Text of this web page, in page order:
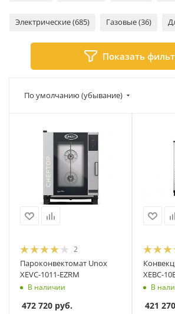
Электрические (685) Газовые (36)
Показать
По умолчанию (убывание)
2
Пароконвектомат Unox
XEVC-1011-EZRM
В наличии
472 720 руб.
XEBC-
В
421 270